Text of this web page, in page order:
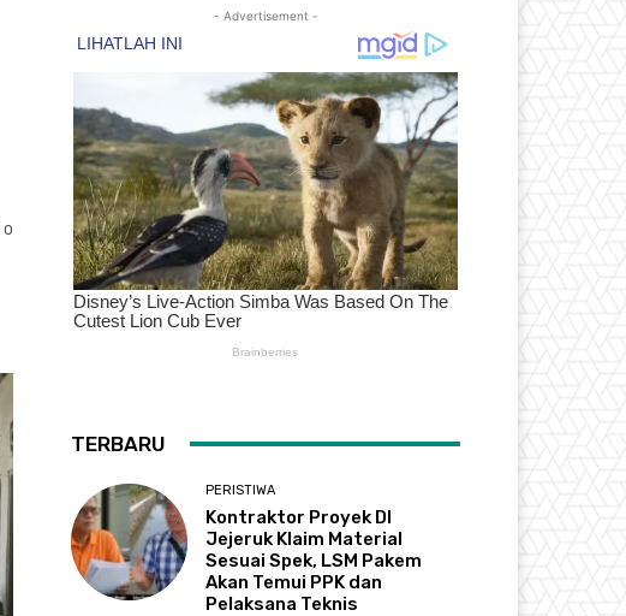
0
- Advertisement -
TERBARU
PERISTIWA
Kontraktor Proyek DI
Jejeruk Klaim Material
Sesuai Spek, LSM Pakem
Akan Temui PPK dan
Pelaksana Teknis